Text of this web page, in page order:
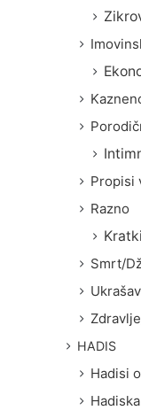
Propisi
Razno
Smrt/
HADIS
Hadisi